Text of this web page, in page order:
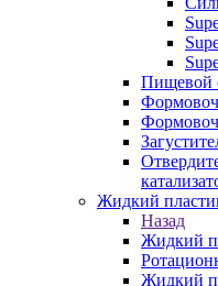
Пищевой
Жидкий
Назад
Жидкий
Жидкий